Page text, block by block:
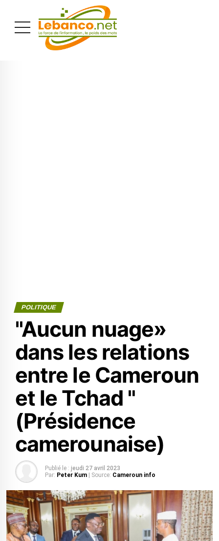
POLITIQUE
"Aucun nuage»
dans les relations
entre le Cameroun
et le Tchad "
(Présidence
camerounaise)
Publié le : jeudi 27 avril 2023
Par: Peter Kum | Source: Cameroun info